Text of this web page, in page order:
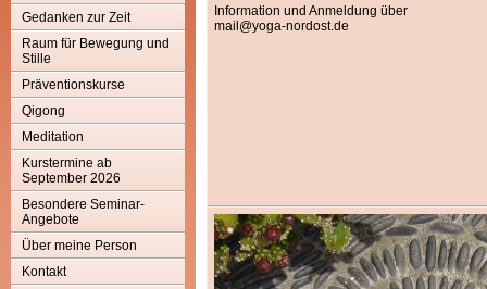
Gedanken zur Zeit
Raum für Bewegung und
Stille
Präventionskurse
Qigong
Meditation
Kurstermine ab
September 2026
Besondere Seminar-
Angebote
Über meine Person
Kontakt
Information und Anmeldung über
mail@yoga-nordost.de